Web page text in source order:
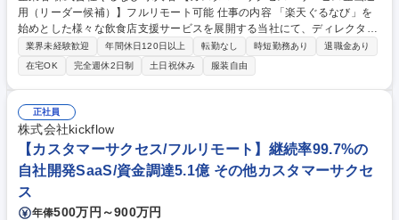
用（リーダー候補）】フルリモート可能 仕事の内容 「楽天ぐるなび」を
始めとした様々な飲食店支援サービスを展開する当社にて、ディレクタ
ー・プランナーとして、「ぐるなび台帳」や関連サービスに対するプロジ
ェクト推進やカスタマーサクセスをお任せいたします。 【詳細】■新規プ
ロジェクトのPM/ディレクション：企画立案、要件定義、進捗管理、運用
設計■提携先とのビジネススキームの構築および、システム連携等の技術
的な調整■既存プロダクトのグロース：数値分析（KPI管理）に基づく改善
要件の検討・優先順位付け■各社内部署および外部パートナー等ステーク
ホルダーとの合意形成■市場・競合リサーチ：SaaS業界のトレンドやユー
ザーニーズの把握、プロダクトへの還元 募集職種 【カスタマーサクセ
ス・サービス企画運用（リーダー候補）】フルリモート可能
業界未経験歓迎 年間休日120日以上 転勤なし 時短勤務あり
退職金あり
在宅OK
完全週休2日制 土日祝休み 服装自由
正社員
株式会社kickflow
【カスタマーサクセス/フルリモート】継続率99.7%の
自社開発SaaS/資金調達5.1億 その他カスタマーサクセ
ス
年俸500万円～900万円